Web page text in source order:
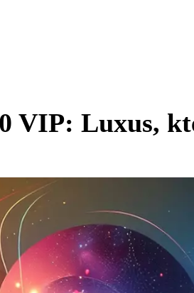
VIP: Luxus,